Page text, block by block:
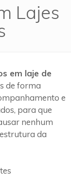
Lajes
em laje de
de forma
e
para que
nenhum
da